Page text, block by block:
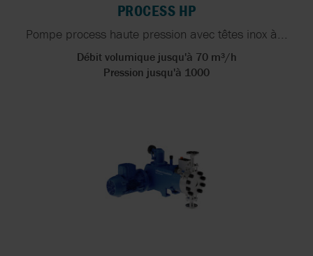
PROCESS HP
Pompe process haute pression avec têtes inox à...
Débit volumique jusqu'à 70 m³/h
Pression jusqu'à 1000